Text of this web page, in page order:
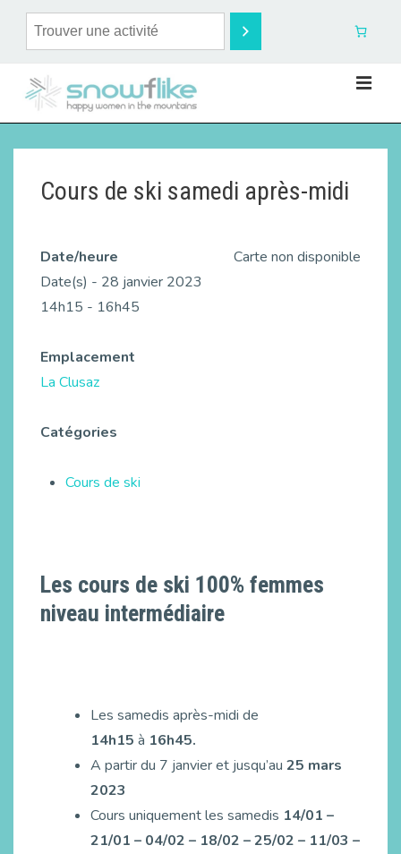
Cours de ski samedi après-midi
Carte non disponible
Date/heure
Date(s) - 28 janvier 2023
14h15 - 16h45
Emplacement
La Clusaz
Catégories
Cours de ski
Les cours de ski 100% femmes
niveau intermédiaire
Les samedis après-midi de
14h15 à 16h45.
A partir du 7 janvier et jusqu’au 25 mars
2023
Cours uniquement les samedis 14/01 –
21/01 – 04/02 – 18/02 – 25/02 – 11/03 –